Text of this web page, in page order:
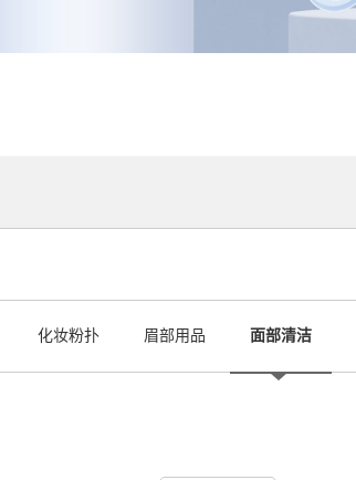
化妆粉扑 眉部用品 面部清洁